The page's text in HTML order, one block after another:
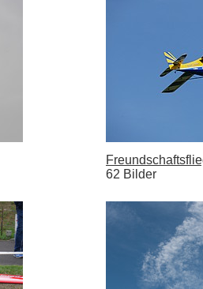
62 Bilder